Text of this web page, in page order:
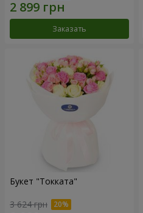
Заказать
Букет "Токката"
3 624 грн